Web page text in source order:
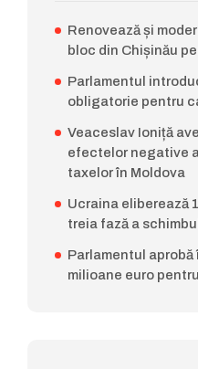
Renovează și
bloc din Chișinău
Parlamentul
obligatorie pentru
Veaceslav Ioniță
efectelor negative
taxelor în Moldova
Ucraina eliberează
treia fază a
Parlamentul aprobă
milioane euro